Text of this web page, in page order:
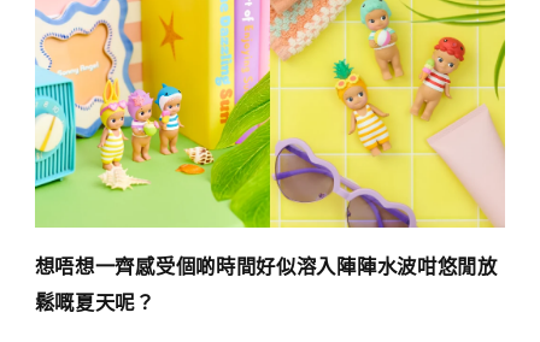
想唔想一齊感受個啲時間好似溶入陣陣水波咁悠閒放
鬆嘅夏天呢？